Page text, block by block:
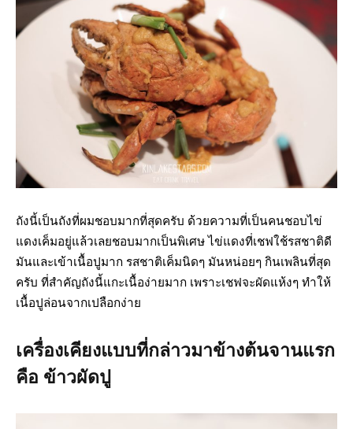
ถังนี้เป็นถังที่ผมชอบมากที่สุดครับ ด้วยความที่เป็นคนชอบไข่
แดงเค็มอยู่แล้วเลยชอบมากเป็นพิเศษ ไข่แดงที่เชฟใช้รสชาติดี
มันและเข้าเนื้อปูมาก รสชาติเค็มนิดๆ มันหน่อยๆ กินเพลินที่สุด
ครับ ที่สำคัญถังนี้แกะเนื้อง่ายมาก เพราะเชฟจะผัดแห้งๆ ทำให้
เนื้อปูล่อนจากเปลือกง่าย
เครื่องเคียงแบบที่กล่าวมาข้างต้นจานแรก
คือ ข้าวผัดปู